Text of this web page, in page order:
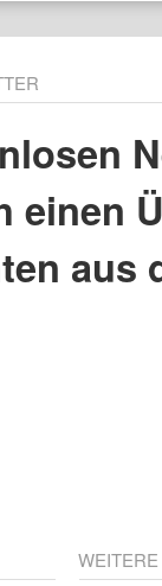
einen
aus